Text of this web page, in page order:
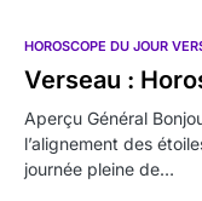
HOROSCOPE DU JOUR
Verseau :
Aperçu Général
l’alignement des
journée pleine de…